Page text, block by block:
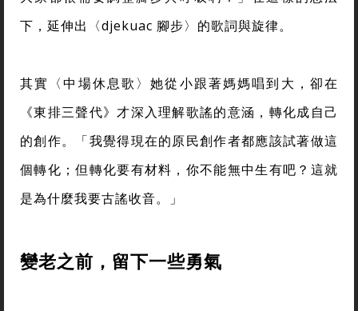
下，延伸出〈djekuac 腳步〉的歌詞與旋律。
其實〈中場休息歌〉她從小跟著媽媽唱到大，卻在
《東排三聲代》才深入理解歌謠的意涵，轉化成自己
的創作。「我覺得現在的原民創作者都應該試著做這
個轉化；但轉化要有材料，你不能無中生有吧？這就
是為什麼我要古謠收音。」
變老之前，留下一些勇氣